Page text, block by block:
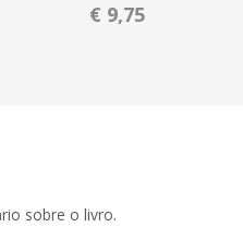
€ 9,75
sobre o livro.